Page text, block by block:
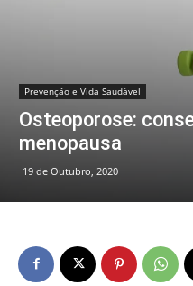
Prevenção e Vida Saudável
Osteoporose:
menopausa
19 de Outubro, 2020